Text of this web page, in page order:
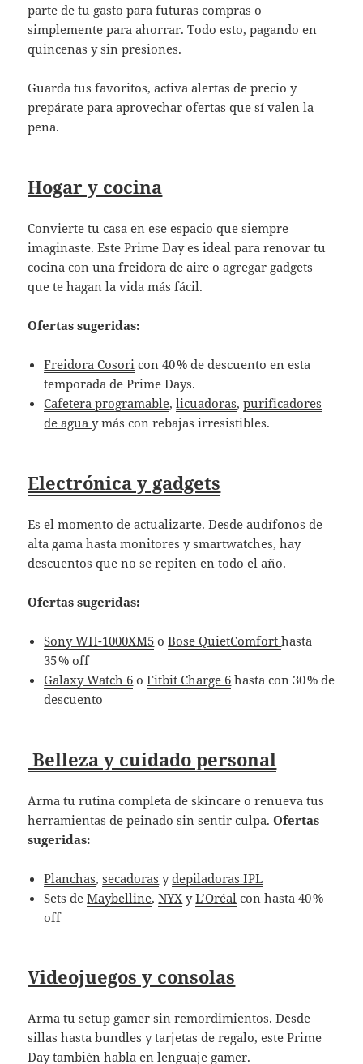
parte de tu gasto para futuras compras o
simplemente para ahorrar. Todo esto, pagando en
quincenas y sin presiones.
Guarda tus favoritos, activa alertas de precio y
prepárate para aprovechar ofertas que sí valen la
pena.
Hogar y cocina
Convierte tu casa en ese espacio que siempre
imaginaste. Este Prime Day es ideal para renovar tu
cocina con una freidora de aire o agregar gadgets
que te hagan la vida más fácil.
Ofertas sugeridas:
Freidora Cosori con 40 % de descuento en esta
temporada de Prime Days.
Cafetera programable,licuadoras,purificadores
de aguay más con rebajas irresistibles.
Electrónica y gadgets
Es el momento de actualizarte. Desde audífonos de
alta gama hasta monitores y smartwatches, hay
descuentos que no se repiten en todo el año.
Ofertas sugeridas:
Sony WH-1000XM5 oBose QuietComforthasta
35 % off
Galaxy Watch 6 oFitbit Charge 6 hasta con 30 % de
descuento
Belleza y cuidado personal
Arma tu rutina completa de skincare o renueva tus
herramientas de peinado sin sentir culpa.Ofertas
sugeridas:
Planchas,secadoras ydepiladoras IPL
Sets deMaybelline,NYX yL’Oréal con hasta 40 %
off
Videojuegos y consolas
Arma tu setup gamer sin remordimientos. Desde
sillas hasta bundles y tarjetas de regalo, este Prime
Day también habla en lenguaje gamer.